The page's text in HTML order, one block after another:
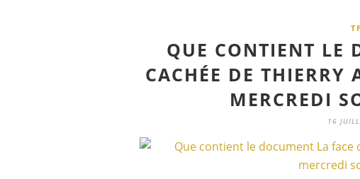
QUE CONTIENT LE
CACHÉE DE THIERRY
MERCREDI
16